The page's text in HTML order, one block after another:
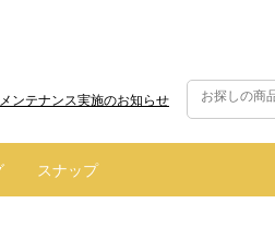
ンテナンス実施のお知らせ
スナップ